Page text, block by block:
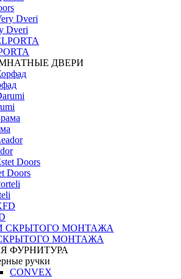
Dveri
ДВЕРИ
Doors
МОНТАЖА
ФУРНИТУРА
ручки
CONVEX